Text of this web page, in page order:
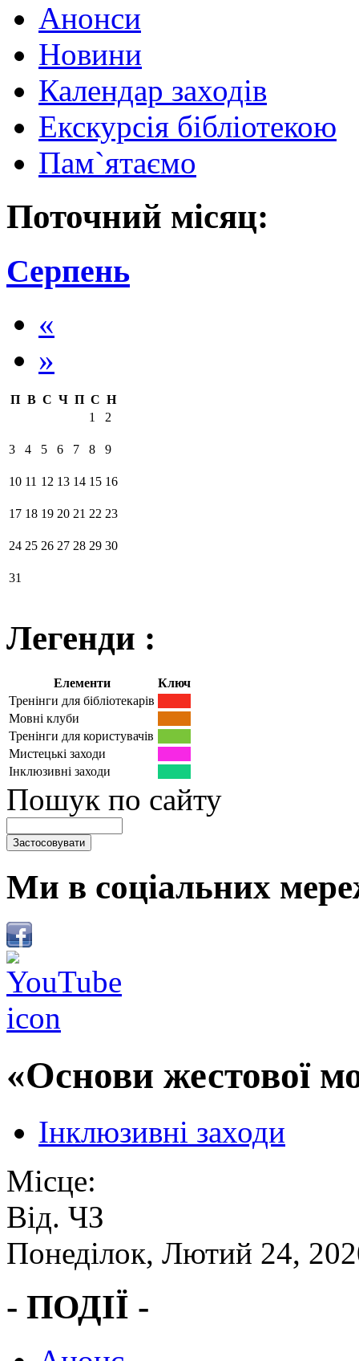
Анонси
Новини
Календар заходів
Екскурсія бібліотекою
Пам`ятаємо
Поточний місяц:
Серпень
«
»
П В С Ч П С Н
1
2
3 4 5 6 7 8 9
10 11 12 13 14 15 16
17 18 19 20 21 22 23
24 25 26 27 28 29 30
31
Легенди :
Елементи
Ключ
Тренінги для бібліотекарів
Мовні клуби
Тренінги для користувачів
Мистецькі заходи
Інклюзивні заходи
Пошук по сайту
Ми в соціальних
«Основи жестової
Інклюзивні заходи
Місце:
Від. ЧЗ
Понеділок, Лютий 24,
- ПОДІЇ -